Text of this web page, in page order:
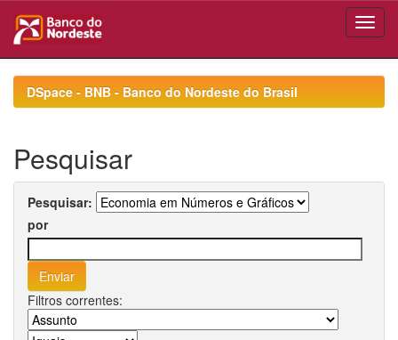
navigationDSpace - BNB - Banco do Nordeste do Brasil
Pesquisar
Pesquisar:
por
Filtros correntes: